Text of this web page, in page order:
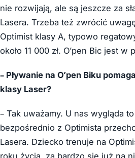
nie rozwijają, ale są jeszcze za
Lasera. Trzeba też zwrócić
Optimist klasy A, typowo
około 11 000 zł. O’pen Bic jest w
– Pływanie na O’pen Biku
klasy Laser?
– Tak uważamy. U nas wygląda
bezpośrednio z Optimista
Lasera. Dziecko trenuje na